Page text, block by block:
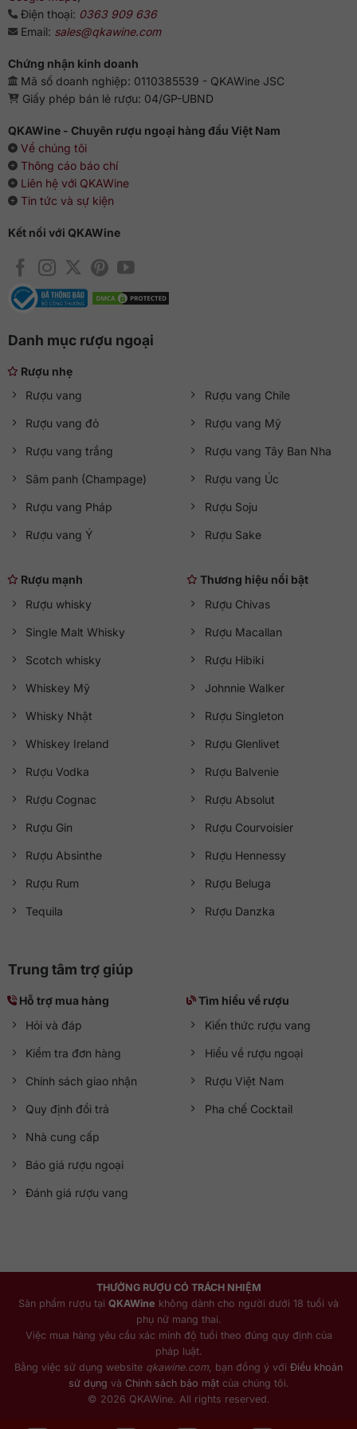
Điện thoại: 0363 909 636
Email: sales@qkawine.com
Chứng nhận kinh doanh
Mã số doanh nghiệp: 0110385539 - QKAWine JSC
Giấy phép bán lẻ rượu: 04/GP-UBND
QKAWine - Chuyên rượu ngoại hàng đầu Việt Nam
Về chúng tôi
Thông cáo báo chí
Liên hệ với QKAWine
Tin tức và sự kiện
Kết nối với QKAWine
Danh mục rượu ngoại
Rượu nhẹ
Rượu vang
Rượu vang đỏ
Rượu vang trắng
Sâm panh (Champage)
Rượu vang Pháp
Rượu vang Ý
Rượu vang Chile
Rượu vang Mỹ
Rượu vang Tây Ban Nha
Rượu vang Úc
Rượu Soju
Rượu Sake
Rượu mạnh
Rượu whisky
Single Malt Whisky
Scotch whisky
Whiskey Mỹ
Whisky Nhật
Whiskey Ireland
Rượu Vodka
Rượu Cognac
Rượu Gin
Rượu Absinthe
Rượu Rum
Tequila
Thương hiệu nổi bật
Rượu Chivas
Rượu Macallan
Rượu Hibiki
Johnnie Walker
Rượu Singleton
Rượu Glenlivet
Rượu Balvenie
Rượu Absolut
Rượu Courvoisier
Rượu Hennessy
Rượu Beluga
Rượu Danzka
Trung tâm trợ giúp
Hỗ trợ mua hàng
Hỏi và đáp
Kiểm tra đơn hàng
Chính sách giao nhận
Quy định đổi trả
Nhà cung cấp
Báo giá rượu ngoại
Đánh giá rượu vang
Tìm hiểu về rượu
Kiến thức rượu vang
Hiểu về rượu ngoại
Rượu Việt Nam
Pha chế Cocktail
THƯỞNG RƯỢU CÓ TRÁCH NHIỆM
Sản phẩm rượu tại QKAWine không dành cho người dưới 18 tuổi và
phụ nữ mang thai.
Việc mua hàng yêu cầu xác minh độ tuổi theo đúng quy định của
pháp luật.
Bằng việc sử dụng website qkawine.com , bạn đồng ý với Điều khoản
sử dụng và Chính sách bảo mậtcủa chúng tôi.
© 2026 QKAWine. All rights reserved.